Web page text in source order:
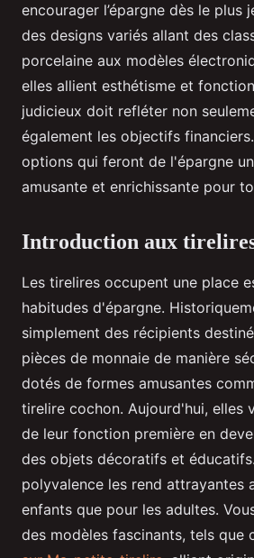
encourager l’épargne dès le plus
des designs variés allant des
porcelaine aux modèles
elles allient esthétisme et
judicieux doit refléter non
également les objectifs
options qui feront de l'épargne
amusante et enrichissante pour
Introduction aux
Les tirelires occupent une place
habitudes d'épargne.
simplement des récipients
pièces de monnaie de manière
dotés de formes amusantes
tirelire cochon. Aujourd'hui, elles
de leur fonction première en
des objets décoratifs et
polyvalence les rend attrayantes
enfants que pour les adultes.
des modèles fascinants, tels que